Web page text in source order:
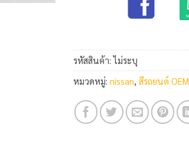
รหัสสินค้า:ไม่ระบุ
หมวดหมู่: nissan, สีรถยนต์ OEM